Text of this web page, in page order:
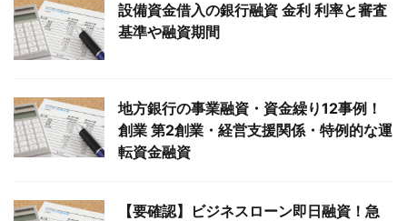
設備資金借入の銀行融資 金利 利率と審査
基準や融資期間
地方銀行の事業融資・資金繰り12事例！
創業 第2創業・経営支援関係・特例的な運
転資金融資
【要確認】ビジネスローン即日融資！急